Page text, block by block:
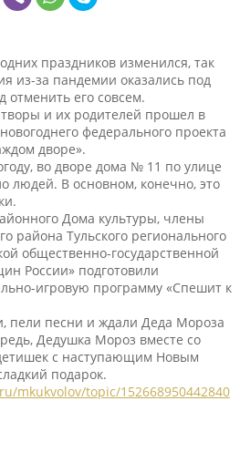
праздников изменился, так
из-за пандемии оказались под
отменить его совсем.
и их родителей прошел в
федерального проекта
дворе».
во дворе дома № 11 по улице
людей. В основном, конечно, это
Дома культуры, члены
района Тульского регионального
общественно-государственной
России» подготовили
игровую программу «Спешит к
пели песни и ждали Деда Мороза
Дедушка Мороз вместе со
с наступающим Новым
подарок.
mkukvolov/topic/152668950442840